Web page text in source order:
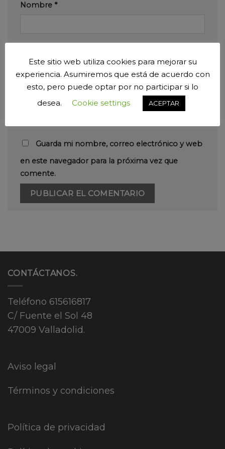
Nombre *
Guarda mi nombre, correo electrónico y web
en este navegador para la próxima vez que
comente.
CONTÁCTANOS.
Teléfono 615616817
C/ Fuente el Sol 48
47009 Valladolid.
Aviso legal
Términos y condiciones
Política de privacidad
Este sitio web utiliza cookies para mejorar su
experiencia. Asumiremos que está de acuerdo con
esto, pero puede optar por no participar si lo
desea.
Cookie settings ACEPTAR